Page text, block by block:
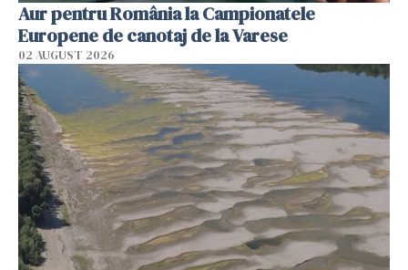
Aur pentru România la Campionatele
Europene de canotaj de la Varese
02 AUGUST 2026